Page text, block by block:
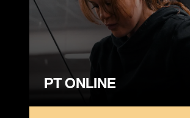
PT ONLINE